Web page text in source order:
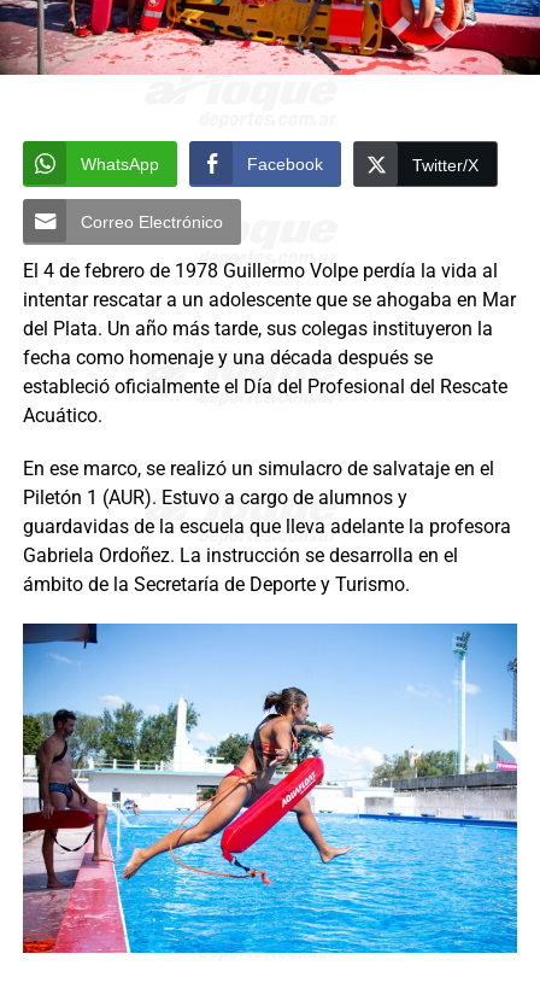
WhatsApp Facebook Twitter/X
Correo Electrónico
El 4 de febrero de 1978 Guillermo Volpe perdía la vida al
intentar rescatar a un adolescente que se ahogaba en Mar
del Plata. Un año más tarde, sus colegas instituyeron la
fecha como homenaje y una década después se
estableció oficialmente el Día del Profesional del Rescate
Acuático.
En ese marco, se realizó un simulacro de salvataje en el
Piletón 1 (AUR). Estuvo a cargo de alumnos y
guardavidas de la escuela que lleva adelante la profesora
Gabriela Ordoñez. La instrucción se desarrolla en el
ámbito de la Secretaría de Deporte y Turismo.